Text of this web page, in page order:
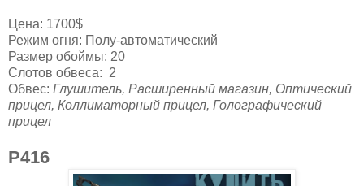
Цена: 1700$
Режим огня: Полу-автоматический
Размер обоймы: 20
Слотов обвеса: 2
Обвес: Глушитель, Расширенный магазин, Оптический
прицел, Коллиматорный прицел, Голографический
прицел
P416